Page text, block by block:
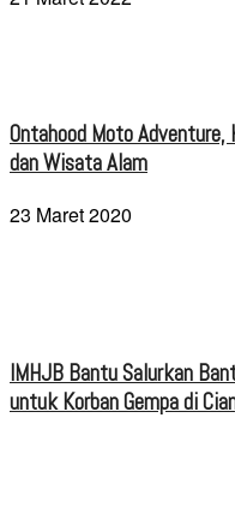
Ontahood Moto
dan Wisata Alam
23 Maret 2020
IMHJB Bantu Salurkan
untuk Korban Gempa di